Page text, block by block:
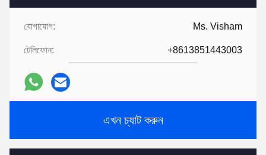
যোগাযোগ: Ms. Visham
টেলিফোন: +8613851443003
এখন চ্যাট করুন